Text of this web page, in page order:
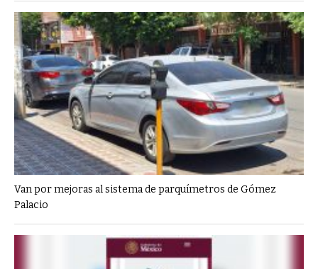
Van por mejoras al sistema de parquímetros de Gómez
Palacio